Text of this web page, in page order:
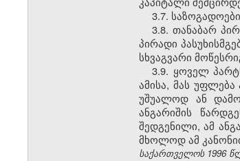
3.7.
3.8. თანაბარ
პირადი
სხვაგვარი
3.9. ყოველ
ამისა, მას
უშუალოდ ან
ანგარიშის
შედგენილი, ამ
მხოლოდ ამ
საქართველოს 1996